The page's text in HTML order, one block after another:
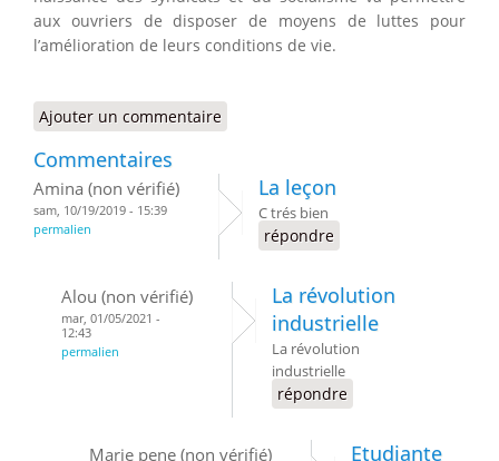
aux ouvriers de disposer de moyens de luttes pour
l’amélioration de leurs conditions de vie.
Ajouter un commentaire
Commentaires
Amina (non vérifié)
sam, 10/19/2019 - 15:39
permalien
La leçon
C trés bien
répondre
Alou (non vérifié)
mar, 01/05/2021 -
12:43
permalien
La révolution
industrielle
La révolution
industrielle
répondre
Marie pene (non vérifié) Etudiante